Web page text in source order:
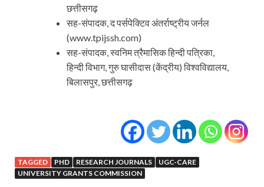
छत्तीसगढ़
सह-संपादक, द पर्सपेक्टिव अंतर्राष्ट्रीय जर्नल
(www.tpijssh.com)
सह-संपादक, स्वनिम त्रैमासिक हिन्दी पत्रिका,
हिन्दी विभाग, गुरु घासीदास (केंद्रीय) विश्वविद्यालय,
बिलासपुर, छत्तीसगढ़
TAGGED PHD RESEARCH JOURNALS
UGC-CARE
UNIVERSITY GRANTS COMMISSION